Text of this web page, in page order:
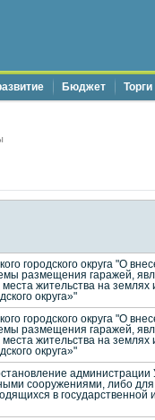
Бюджет
округа "О
размещения гаражей,
жительства на
округа»"
округа "О
размещения гаражей,
жительства на
округа»"
администрации
сооружениями, либо для
в